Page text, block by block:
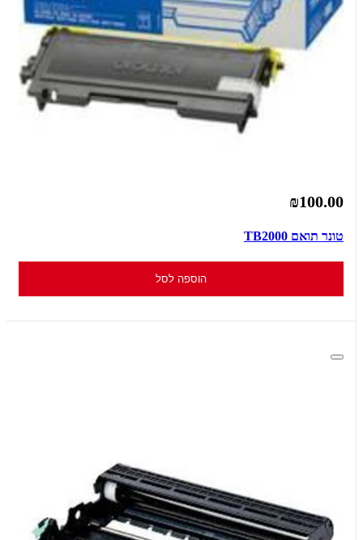
₪100.00
טונר תואם TB2000
הוספה לסל